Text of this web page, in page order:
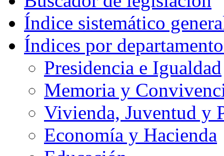
Índice sistemático
Índices por
Presidencia e Igualdad
Memoria y
Vivienda, Juventud y
Economía y Hacienda